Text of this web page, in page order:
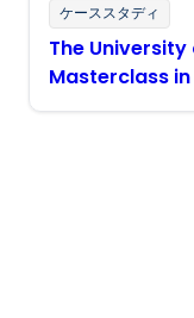
ケーススタディ
The
Masterclass
Boomi